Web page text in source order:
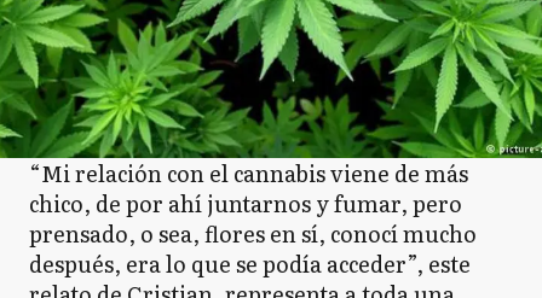
“Mi relación con el cannabis viene de más
chico, de por ahí juntarnos y fumar, pero
prensado, o sea, flores en sí, conocí mucho
después, era lo que se podía acceder”, este